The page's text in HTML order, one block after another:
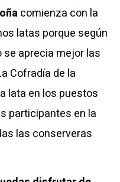
comienza con la
latas porque según
aprecia mejor las
Cofradía de la
lata en los puestos
participantes en la
las conserveras